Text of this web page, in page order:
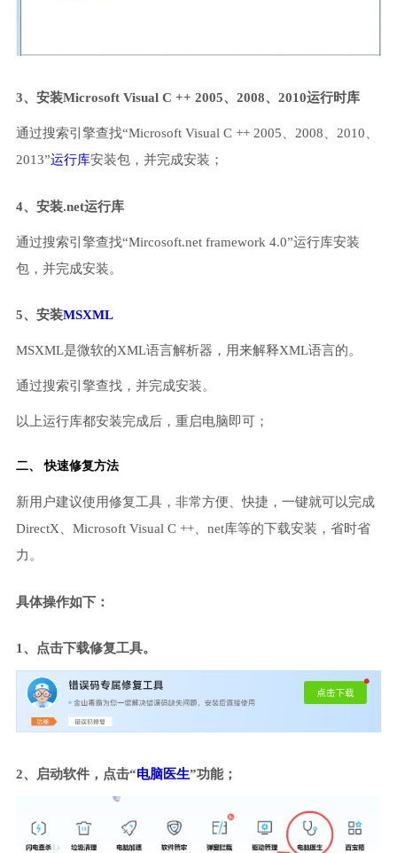
3、安装Microsoft Visual C ++ 2005、2008、2010运行时库
通过搜索引擎查找“Microsoft Visual C ++ 2005、2008、2010、
2013”运行库安装包，并完成安装；
4、安装.net运行库
通过搜索引擎查找“Mircosoft.net framework 4.0”运行库安装
包，并完成安装。
5、安装MSXML
MSXML是微软的XML语言解析器，用来解释XML语言的。
通过搜索引擎查找，并完成安装。
以上运行库都安装完成后，重启电脑即可；
二、 快速修复方法
新用户建议使用修复工具，非常方便、快捷，一键就可以完成
DirectX、Microsoft Visual C ++、net库等的下载安装，省时省
力。
具体操作如下：
1、点击下载修复工具。
2、启动软件，点击“电脑医生”功能；